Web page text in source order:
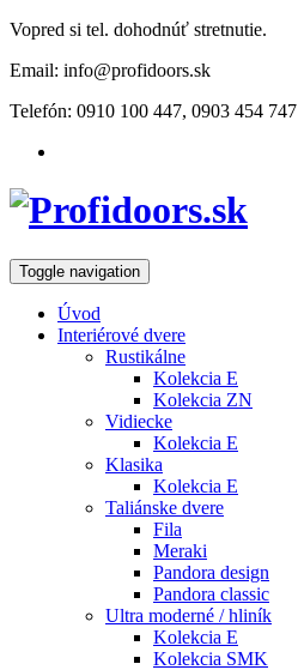
Vopred si tel. dohodnúť stretnutie.
Email: info@profidoors.sk
Telefón: 0910 100 447, 0903 454 747
Toggle navigation
Úvod
Interiérové dvere
Rustikálne
Kolekcia E
Kolekcia ZN
Vidiecke
Kolekcia E
Klasika
Kolekcia E
Taliánske dvere
Fila
Meraki
Pandora design
Pandora classic
Ultra moderné / hliník
Kolekcia E
Kolekcia SMK